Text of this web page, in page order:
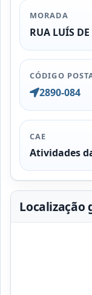
MORADA
RUA LUÍS
CÓDIGO
2890-084
CAE
Atividades
Localização